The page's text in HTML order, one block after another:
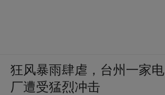
狂风暴雨肆虐，台州一家电
厂遭受猛烈冲击